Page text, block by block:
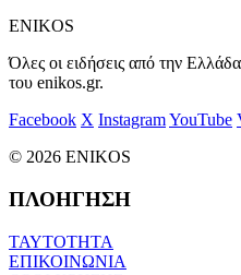
ENIKOS
Όλες οι ειδήσεις από την
του enikos.gr.
Facebook X InstagramYouTube
© 2026 ENIKOS
ΠΛΟΗΓΗΣΗ
ΤΑΥΤΟΤΗΤΑ
ΕΠΙΚΟΙΝΩΝΙΑ